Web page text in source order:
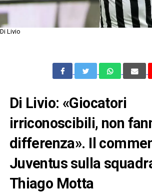
Di Livio
Di Livio: «Giocatori
irriconoscibili, non
differenza». Il
Juventus sulla
Thiago Motta